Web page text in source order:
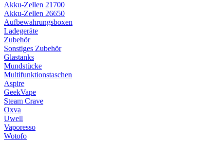
Akku-Zellen 21700
Akku-Zellen 26650
Aufbewahrungsboxen
Ladegeräte
Zubehör
Sonstiges Zubehör
Glastanks
Mundstücke
Multifunktionstaschen
Aspire
GeekVape
Steam Crave
Oxva
Uwell
Vaporesso
Wotofo